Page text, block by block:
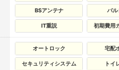
BSアンテナ バ
IT重説 初期費用
オートロック 宅配
セキュリティシステム トイ